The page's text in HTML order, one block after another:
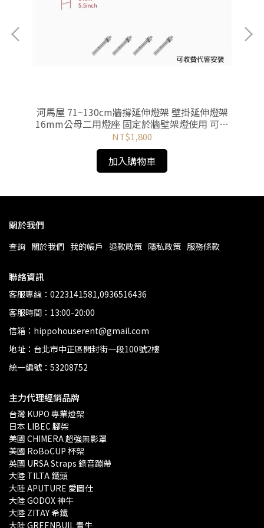
河馬屋 71~130cm牆撐延伸燈架 壁掛延伸燈架
16mm公母二用燈座 固定於牆壁架燈使用 可收
費代客安裝
NT$1,800
加入購物車
關於我們
查詢 關於我們 我的帳戶 退款政策 隱私政策 服務條款
聯絡資訊
客服專線：0223141581,0936516436
客服時間：13:00-20:00
信箱：hippohouserent@gmail.com
地址：台北市中正區開封街一段100號2樓
統一編號：53208752
主力代理經銷品牌
台灣 KUPO 專業燈架
日本 LIBEC 腳架
美國 CHIMERA 超強無影罩
美國 RoBoCUP 杯架
英國 URSA Straps 錄音蹦帶
大陸 TILTA 鐵頭
大陸 APUTURE 愛圖仕
大陸 GODOX 神牛
大陸 ZITAY 希鐵
大陸 GREENBUIL 青牛